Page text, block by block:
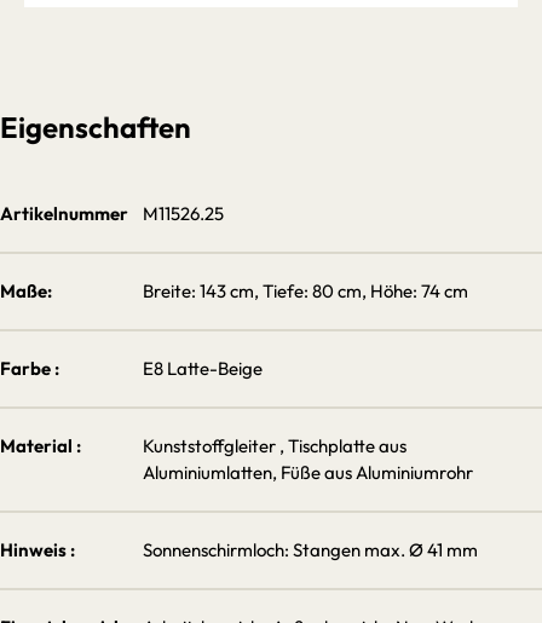
Eigenschaften
Artikelnummer M11526.25
Maße: Breite: 143 cm, Tiefe: 80 cm, Höhe: 74 cm
Farbe : E8 Latte-Beige
Material : Kunststoffgleiter , Tischplatte aus
Aluminiumlatten, Füße aus Aluminiumrohr
Hinweis : Sonnenschirmloch: Stangen max. Ø 41 mm